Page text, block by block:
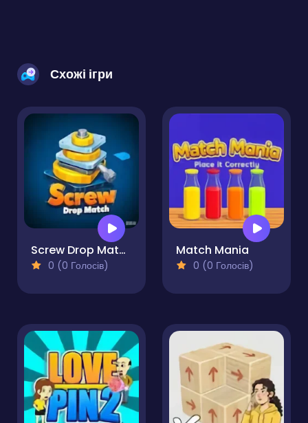
Схожі ігри
Screw Drop Match
0 (0 Голосів)
Match Mania
0 (0 Голосів)